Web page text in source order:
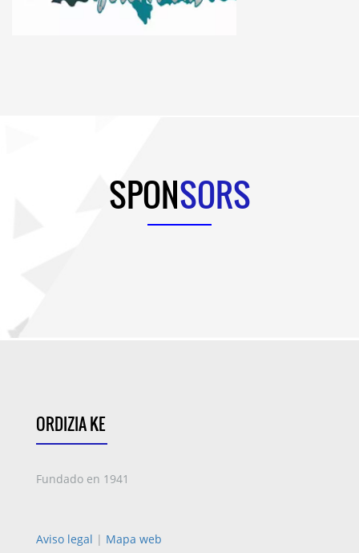
SPONSORS
ORDIZIA KE
Fundado en 1941
Aviso legal | Mapa web